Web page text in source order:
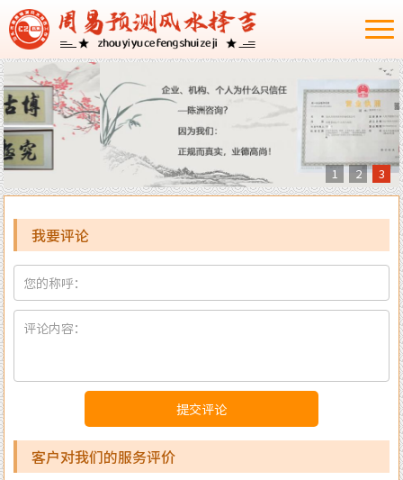
1 2 3
我要评论
提交评论
客户对我们的服务评价